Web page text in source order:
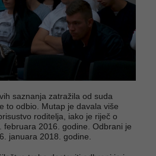
saznanja zatražila od suda
to odbio. Mutap je davala više
roditelja, iako je riječ o
februara 2016. godine. Odbrani je
januara 2018. godine.